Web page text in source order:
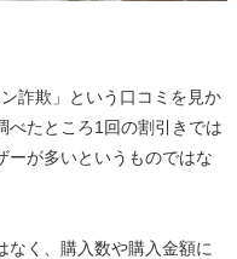
詐欺」という口コミを見か
べたところ1回の割引きでは
ーが多いというものではな
なく、購入数や購入金額に